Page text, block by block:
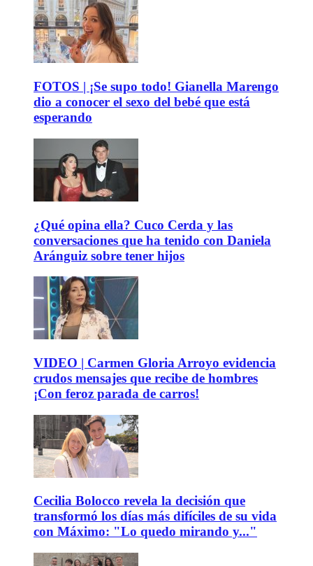
FOTOS | ¡Se supo todo! Gianella Marengo
dio a conocer el sexo del bebé que está
esperando
¿Qué opina ella? Cuco Cerda y las
conversaciones que ha tenido con Daniela
Aránguiz sobre tener hijos
VIDEO | Carmen Gloria Arroyo evidencia
crudos mensajes que recibe de hombres
¡Con feroz parada de carros!
Cecilia Bolocco revela la decisión que
transformó los días más difíciles de su vida
con Máximo: "Lo quedo mirando y..."